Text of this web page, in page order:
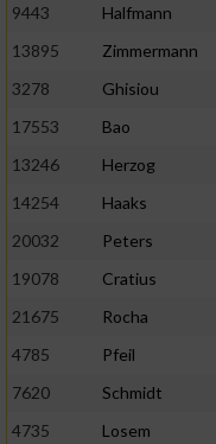
9443
Halfmann
13895
Zimmermann
3278
Ghisiou
17553
Bao
13246
Herzog
14254
Haaks
20032
Peters
19078
Cratius
21675
Rocha
4785
Pfeil
7620
Schmidt
4735
Losem